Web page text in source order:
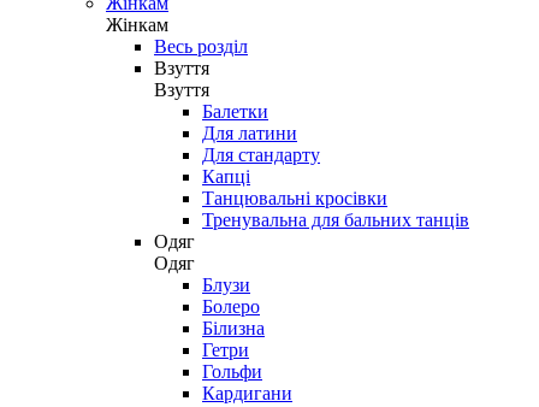
Жінкам
Весь розділ
Взуття
Взуття
Балетки
Для латини
Для стандарту
Капці
Танцювальні кросівки
Тренувальна для бальних танців
Одяг
Одяг
Блузи
Болеро
Білизна
Гетри
Гольфи
Кардигани